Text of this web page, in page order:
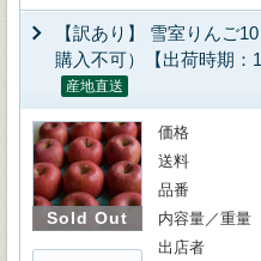
【訳あり】 雪室りんご
購入不可）【出荷時期：
産地直送
Sold Out
価格
送料
品番
内容量／重量
出店者